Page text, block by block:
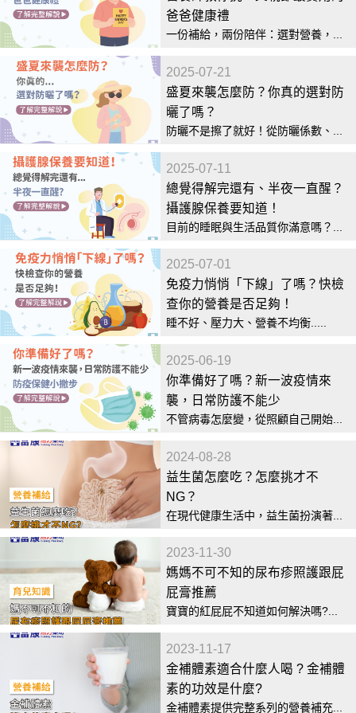
爸爸健康禮
一份補給，兩份陪伴：選對營養，...
2025-07-21
盛夏來襲怎麼防？你真的選對防
曬了嗎？
防曬不是擦了就好！從防曬係數、...
2025-07-11
總覺得解完還有、半夜一直醒？
攝護腺保養要知道！
目前的睡眠與生活品質你滿意嗎？...
2025-07-01
免疫力悄悄「下線」了嗎？快檢
查你的營養是否足夠！
睡不好、壓力大、營養不均衡.....
2025-06-19
你準備好了嗎？新一波疫情來
襲，日常防護不能少
不管病毒怎麼變，從照顧自己開始...
2024-08-28
益生菌怎麼吃？怎麼挑才不
NG？
在現代健康生活中，益生菌扮演著...
2023-11-30
媽媽不可不知的尿布疹照護跟屁
屁膏推薦
寶寶的紅屁屁不知道如何解決嗎?...
2023-11-17
金補體素適合什麼人喝 ? 金補體
素的功效是什麼?
金補體素提供完整系列的營養補充...